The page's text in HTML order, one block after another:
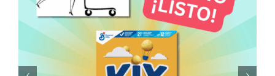
Delicioso y nutritivo: uso de
puré de calabaza enlatado